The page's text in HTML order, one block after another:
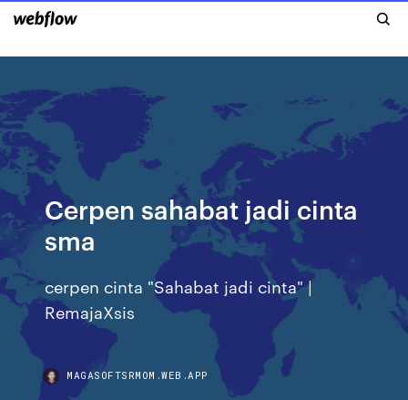
Cerpen sahabat jadi cinta
sma
cerpen cinta "Sahabat jadi cinta" |
RemajaXsis
MAGASOFTSRMOM.WEB.APP